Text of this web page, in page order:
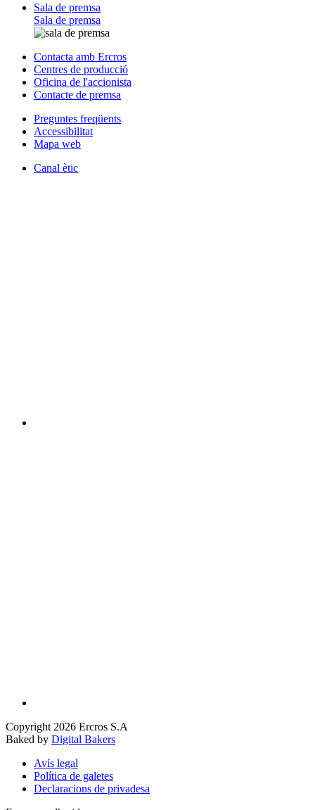
Sala de premsa
Sala de premsa
Contacta amb Ercros
Centres de producció
Oficina de l'accionista
Contacte de premsa
Preguntes freqüents
Accessibilitat
Mapa web
Canal ètic
Copyright 2026 Ercros S.A
Baked by Digital Bakers
Avís legal
Política de galetes
Declaracions de privadesa